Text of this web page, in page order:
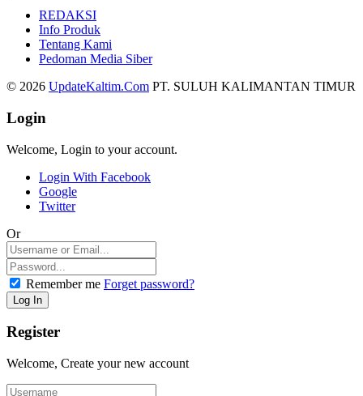
REDAKSI
Info Produk
Tentang Kami
Pedoman Media Siber
© 2026 UpdateKaltim.Com PT. SULUH KALIMANTAN TIMUR
Login
Welcome, Login to your account.
Login With Facebook
Google
Twitter
Or
Remember me Forget password?
Register
Welcome, Create your new account